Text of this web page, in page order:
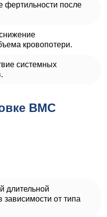
фертильности после
кровопотери.
системных
ВМС
длительной
зависимости от типа